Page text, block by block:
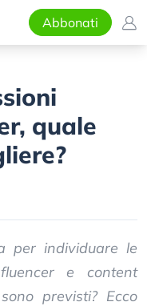
Abbonati
quale
per individuare le
e content
previsti? Ecco